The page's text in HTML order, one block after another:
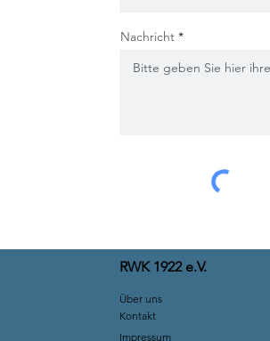
Nachricht
RWK 1922 e.V.
Über uns
Kontakt
Impressum